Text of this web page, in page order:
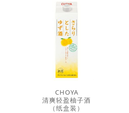
CHOYA
清爽轻盈柚子酒
（纸盒装）